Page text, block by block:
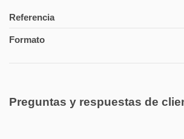
Referencia
Formato
Preguntas y respuestas de